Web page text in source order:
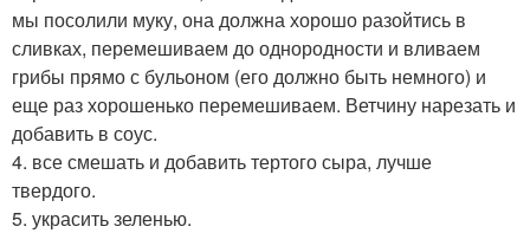
мы посолили муку, она должна хорошо разойтись в
сливках, перемешиваем до однородности и вливаем
грибы прямо с бульоном (его должно быть немного) и
еще раз хорошенько перемешиваем. Ветчину нарезать и
добавить в соус.
4. все смешать и добавить тертого сыра, лучше
твердого.
5. украсить зеленью.